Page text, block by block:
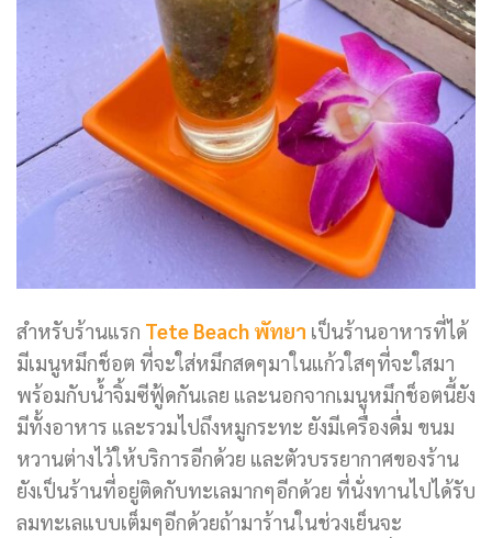
สำหรับร้านแรก Tete Beach พัทยา เป็นร้านอาหารที่ได้
มีเมนูหมึกช็อต ที่จะใส่หมึกสดๆมาในแก้วใสๆที่จะใสมา
พร้อมกับน้ำจิ้มซีฟู้ดกันเลย และนอกจากเมนูหมึกช็อตนี้ยัง
มีทั้งอาหาร และรวมไปถึงหมูกระทะ ยังมีเครื่องดื่ม ขนม
หวานต่างไว้ให้บริการอีกด้วย และตัวบรรยากาศของร้าน
ยังเป็นร้านที่อยู่ติดกับทะเลมากๆอีกด้วย ที่นั่งทานไปได้รับ
ลมทะเลแบบเต็มๆอีกด้วยถ้ามาร้านในช่วงเย็นจะ